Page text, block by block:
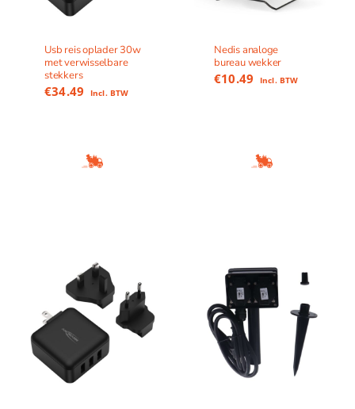
Usb reis oplader 30w
met verwisselbare
stekkers
€34.49 Incl. BTW
Nedis analoge
bureau wekker
€10.49 Incl. BTW